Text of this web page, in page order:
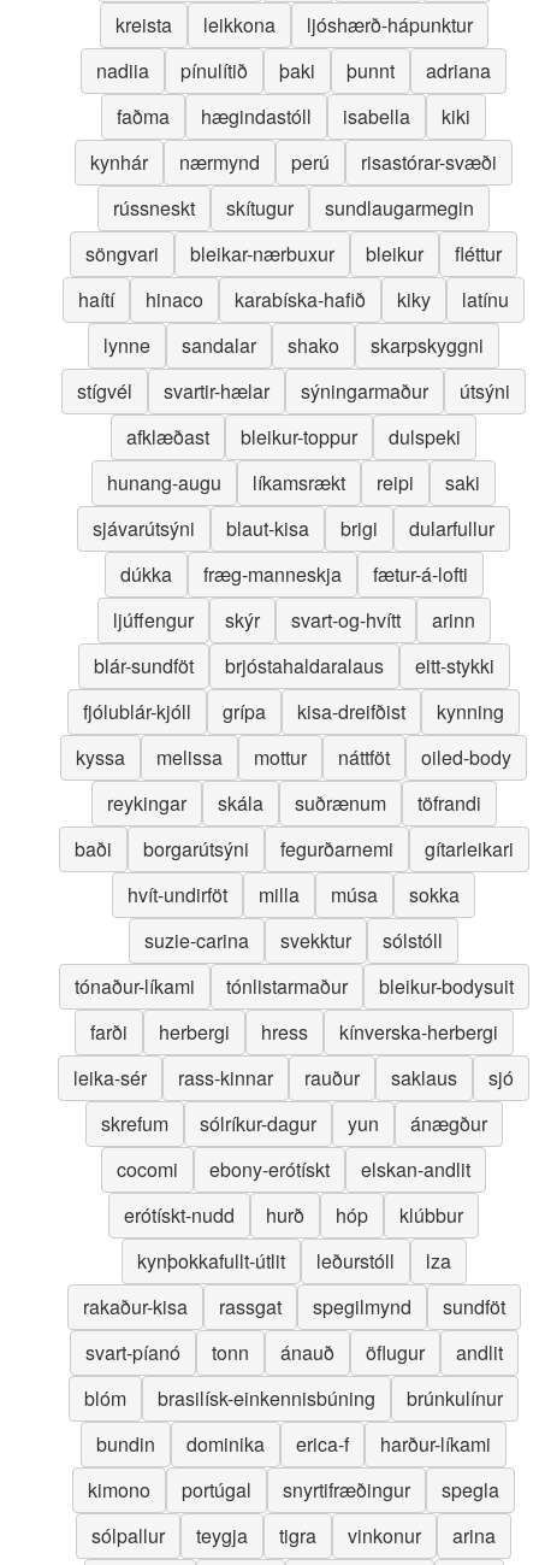
kreista leikkona
ljóshærð-hápunktur
nadiia
pínulítið þaki þunnt
adriana
faðma
hægindastóll isabella
kiki
kynhár
nærmynd perú
risastórar-svæði
rússneskt
skítugur
sundlaugarmegin
söngvari
bleikar-nærbuxur bleikur
fléttur
haítí
hinaco karabíska-hafið kiky
latínu
lynne
sandalar shako
skarpskyggni
stígvél
svartir-hælar sýningarmaður
útsýni
afklæðast
bleikur-toppur
dulspeki
hunang-augu
líkamsrækt reipi
saki
sjávarútsýni
blaut-kisa brigi
dularfullur
dúkka
fræg-manneskja
fætur-á-lofti
ljúffengur
skýr svart-og-hvítt
arinn
blár-sundföt
brjóstahaldaralaus
eitt-stykki
fjólublár-kjóll
grípa kisa-dreifðist
kynning
kyssa
melissa mottur náttföt
oiled-body
reykingar
skála suðrænum
töfrandi
baði
borgarútsýni fegurðarnemi
gítarleikari
hvít-undirföt
milla músa
sokka
suzie-carina
svekktur
sólstóll
tónaður-líkami
tónlistarmaður
bleikur-bodysuit
farði
herbergi hress
kínverska-herbergi
leika-sér
rass-kinnar rauður saklaus
sjó
skrefum
sólríkur-dagur yun
ánægður
cocomi
ebony-erótískt
elskan-andlit
erótískt-nudd
hurð hóp
klúbbur
kynþokkafullt-útlit
leðurstóll
lza
rakaður-kisa
rassgat spegilmynd
sundföt
svart-píanó
tonn ánauð öflugur
andlit
blóm
brasilísk-einkennisbúning
brúnkulínur
bundin
dominika erica-f
harður-líkami
kimono
portúgal snyrtifræðingur
spegla
sólpallur
teygja tigra vinkonur
arina